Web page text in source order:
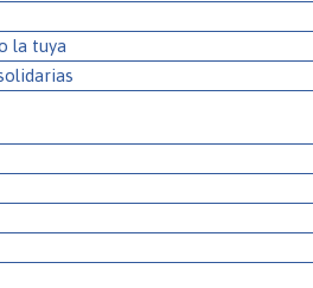
la tuya